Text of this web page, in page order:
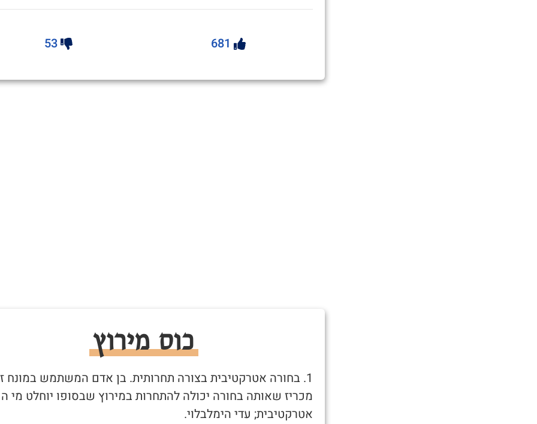
681
53
כוס מירוץ
1. בחורה אטרקטיבית בצורה תחרותית. בן אדם המשתמש במונח
מכריז שאותה בחורה יכולה להתחרות במירוץ שבסופו יוחלט מי
אטרקטיבית; עדי הימלבלוי.